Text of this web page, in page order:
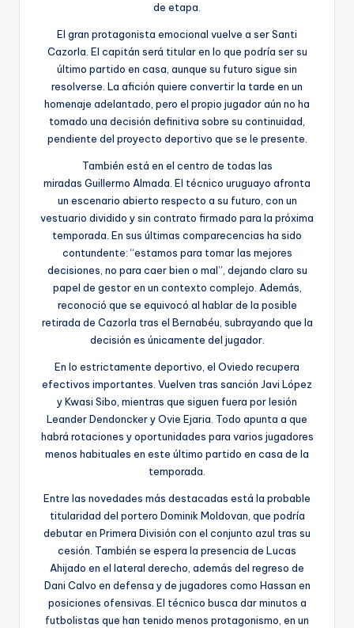
de etapa.
El gran protagonista emocional vuelve a ser Santi
Cazorla. El capitán será titular en lo que podría ser su
último partido en casa, aunque su futuro sigue sin
resolverse. La afición quiere convertir la tarde en un
homenaje adelantado, pero el propio jugador aún no ha
tomado una decisión definitiva sobre su continuidad,
pendiente del proyecto deportivo que se le presente.
También está en el centro de todas las
miradas Guillermo Almada. El técnico uruguayo afronta
un escenario abierto respecto a su futuro, con un
vestuario dividido y sin contrato firmado para la próxima
temporada. En sus últimas comparecencias ha sido
contundente: “estamos para tomar las mejores
decisiones, no para caer bien o mal”, dejando claro su
papel de gestor en un contexto complejo. Además,
reconoció que se equivocó al hablar de la posible
retirada de Cazorla tras el Bernabéu, subrayando que la
decisión es únicamente del jugador.
En lo estrictamente deportivo, el Oviedo recupera
efectivos importantes. Vuelven tras sanción Javi López
y Kwasi Sibo, mientras que siguen fuera por lesión
Leander Dendoncker y Ovie Ejaria. Todo apunta a que
habrá rotaciones y oportunidades para varios jugadores
menos habituales en este último partido en casa de la
temporada.
Entre las novedades más destacadas está la probable
titularidad del portero Dominik Moldovan, que podría
debutar en Primera División con el conjunto azul tras su
cesión. También se espera la presencia de Lucas
Ahijado en el lateral derecho, además del regreso de
Dani Calvo en defensa y de jugadores como Hassan en
posiciones ofensivas. El técnico busca dar minutos a
futbolistas que han tenido menos protagonismo, en un